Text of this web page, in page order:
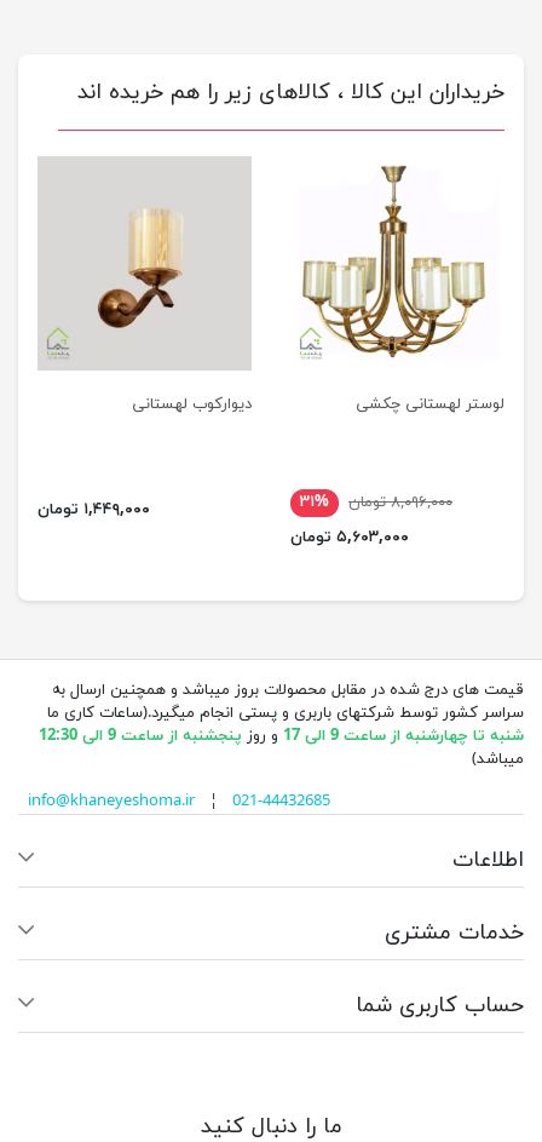
خریداران این کالا ، کالاهای زیر را هم خریده اند
لوستر لهستانی چکشی
۸,۰۹۶,۰۰۰ تومان
۳۱%
۵,۶۰۳,۰۰۰ تومان
دیوارکوب لهستانی
۱,۴۴۹,۰۰۰ تومان
قیمت های درج شده در مقابل محصولات بروز میباشد و همچنین ارسال به
سراسر کشور توسط شرکتهای باربری و پستی انجام میگیرد.(ساعات کاری ما
شنبه تا چهارشنبه از ساعت 9 الی 17
و روز پنجشنبه از ساعت 9 الی 12:30
میباشد)
info@khaneyeshoma.ir¦ 021-44432685
اطلاعات
خدمات مشتری
حساب کاربری شما
ما را دنبال کنید